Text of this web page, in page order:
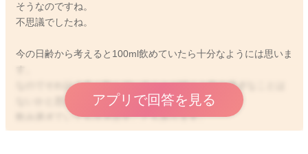
そうなのですね。
不思議でしたね。
今の日齢から考えると100ml飲めていたら十分なようには思いま
なのでそれ以上多く飲んでいることが続くと飲み過ぎなことは
ないかと思います。
飲み過ぎていても泣き出すこともあります。
母乳であれば、消化が良い分欲しがるのが早まることもあると
アプリで回答を見る